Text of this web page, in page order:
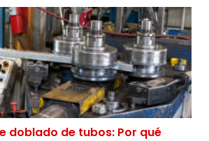
doblado de tubos: Por qué elegir a
doblado de tubos: Por qué